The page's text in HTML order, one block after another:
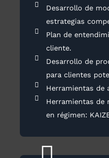
Desarrollo de
estrategias
Plan de
cliente.
Desarrollo de
para clientes
Herramientas de
Herramientas de
en régimen: